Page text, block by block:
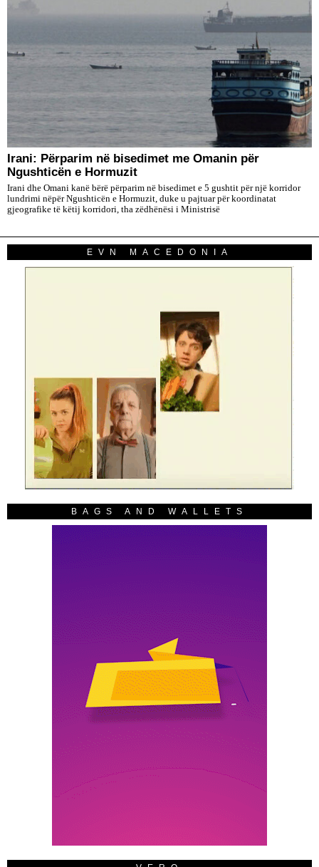
Irani: Përparim në bisedimet me Omanin për
Ngushticën e Hormuzit
Irani dhe Omani kanë bërë përparim në bisedimet e 5 gushtit për një korridor
lundrimi nëpër Ngushticën e Hormuzit, duke u pajtuar për koordinatat
gjeografike të këtij korridori, tha zëdhënësi i Ministrisë
EVN MACEDONIA
BAGS AND WALLETS